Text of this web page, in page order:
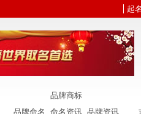
起
品牌商标
品牌命名
命名资讯 品牌资讯